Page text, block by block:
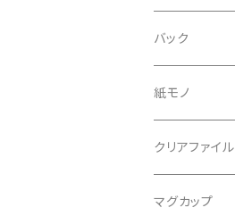
バック
サコッシュ
紙モノ
ポストカード
ノート
クリアファイル
マグカップ